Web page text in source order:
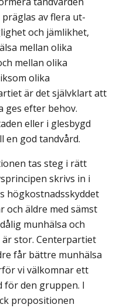
präglas av flera ut­
och jämlikhet,
mellan olika
mellan olika
olika
är det självklart att
ges efter behov.
eller i glesbygd
en god tandvård.
tas steg i rätt
skrivs in i
högkostnadsskyddet
äldre med sämst
munhälsa och
stor. Centerpartiet
får bättre munhälsa
vi välkomnar ett
den gruppen. I
propositionen